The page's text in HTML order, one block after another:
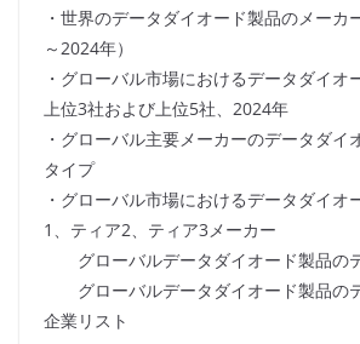
・世界のデータダイオード製品のメーカ
～2024年）
・グローバル市場におけるデータダイオ
上位3社および上位5社、2024年
・グローバル主要メーカーのデータダイ
タイプ
・グローバル市場におけるデータダイオ
1、ティア2、ティア3メーカー
グローバルデータダイオード製品の
グローバルデータダイオード製品の
企業リスト